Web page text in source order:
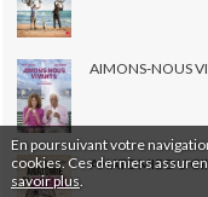
En poursuivant votre
cookies. Ces derniers
savoir plus
AIMONS-NOUS
ANATOMIE DU